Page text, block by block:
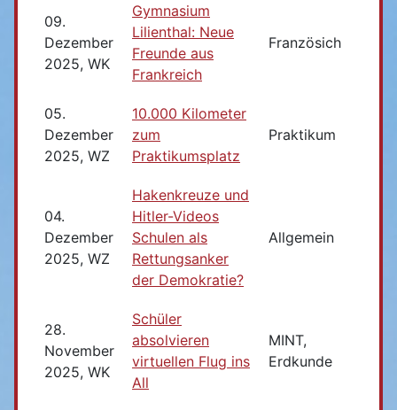
09.
Dezember
2025, WK
Gymnasium
Lilienthal: Neue
Freunde aus
Frankreich
Französich
05.
Dezember
2025, WZ
10.000 Kilometer
zum
Praktikumsplatz
Praktikum
04.
Dezember
2025, WZ
Hakenkreuze und
Hitler-Videos
Schulen als
Rettungsanker
der Demokratie?
Allgemein
28.
November
2025, WK
Schüler
absolvieren
virtuellen Flug ins
All
MINT,
Erdkunde